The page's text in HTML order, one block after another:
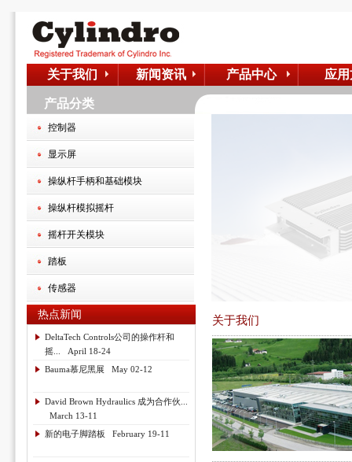
关于我们 新闻资讯 产品中心 应
产品分类
控制器
显示屏
操纵杆手柄和基础模块
操纵杆模拟摇杆
摇杆开关模块
踏板
传感器
热点新闻
DeltaTech Controls公司的操作杆和
摇... April 18-24
Bauma慕尼黑展 May 02-12
David Brown Hydraulics 成为合作伙...
March 13-11
新的电子脚踏板 February 19-11
关于我们